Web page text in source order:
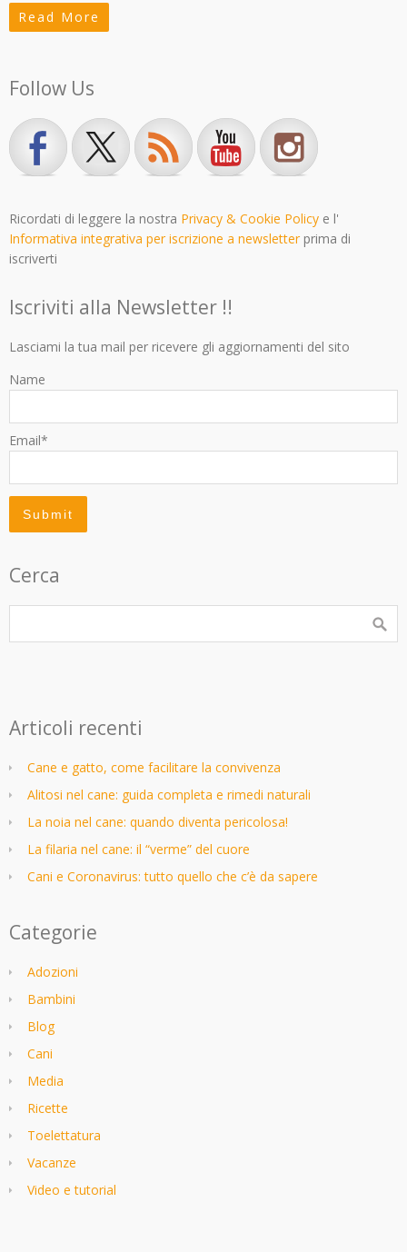
Read More
Follow Us
Ricordati di leggere la nostra Privacy & Cookie Policy e l'
Informativa integrativa per iscrizione a newsletterprima di
iscriverti
Iscriviti alla Newsletter !!
Lasciami la tua mail per ricevere gli aggiornamenti del sito
Name
Email*
Cerca
Articoli recenti
Cane e gatto, come facilitare la convivenza
Alitosi nel cane: guida completa e rimedi naturali
La noia nel cane: quando diventa pericolosa!
La filaria nel cane: il “verme” del cuore
Cani e Coronavirus: tutto quello che c’è da sapere
Categorie
Adozioni
Bambini
Blog
Cani
Media
Ricette
Toelettatura
Vacanze
Video e tutorial